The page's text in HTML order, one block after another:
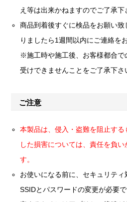
え等は出来かねますのでご了承下
商品到着後すぐに検品をお願い
りましたら1週間以内にご連絡を
※施工時や施工後、お客様都合で
受けできませんことをご了承下さ
ご注意
本製品は、侵入・盗難を阻止す
した損害については、責任を負
す。
お使いになる前に、セキュリテ
SSIDとパスワードの変更が必要